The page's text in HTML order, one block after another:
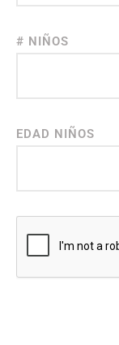
# NIÑOS
EDAD NIÑOS